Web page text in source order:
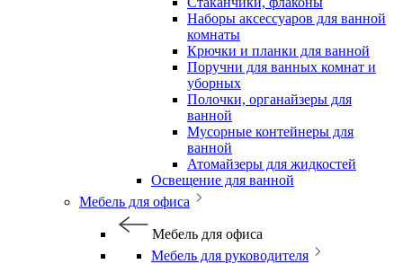
Наборы аксессуаров для ванной
комнаты
Крючки и планки для ванной
Поручни для ванных комнат и
уборных
Полочки, органайзеры для
ванной
Мусорные контейнеры для
ванной
Атомайзеры для жидкостей
Освещение для ванной
Мебель для офиса
Мебель для офиса
Мебель для руководителя